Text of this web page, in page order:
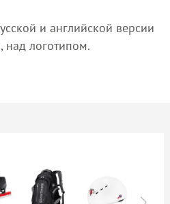
и английской версии
над логотипом.